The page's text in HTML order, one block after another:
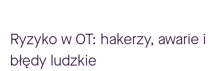
Ryzyko w OT: hakerzy, awarie i
błędy ludzkie